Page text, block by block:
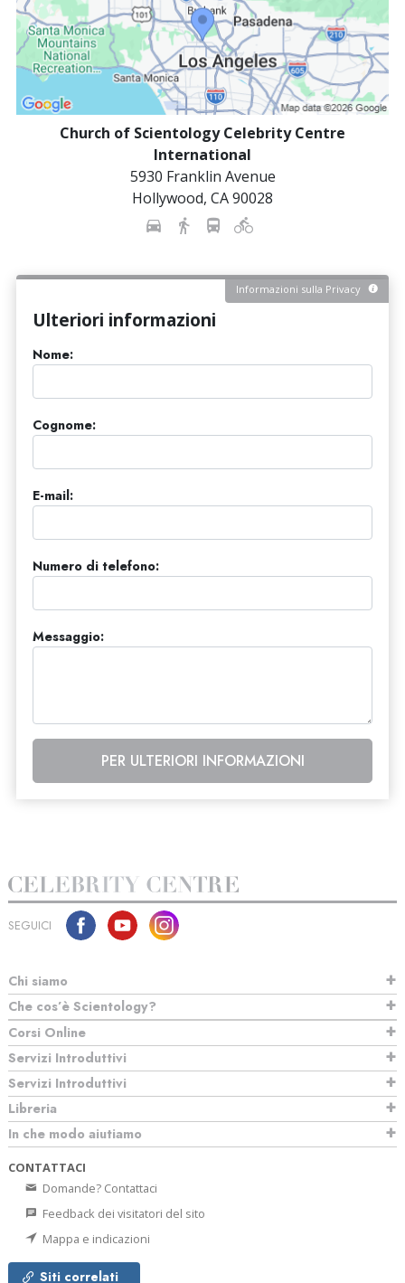
Church of Scientology Celebrity Centre
International
5930 Franklin Avenue
Hollywood, CA90028
Informazioni sulla Privacy
Ulteriori informazioni
Nome:
Cognome:
E-mail:
Numero di telefono:
Messaggio:
PER ULTERIORI INFORMAZIONI
SEGUICI
Chi siamo
Che cos’è Scientology?
Corsi Online
Servizi Introduttivi
Servizi Introduttivi
Libreria
In che modo aiutiamo
CONTATTACI
Domande? Contattaci
Feedback dei visitatori del sito
Mappa e indicazioni
Siti correlati